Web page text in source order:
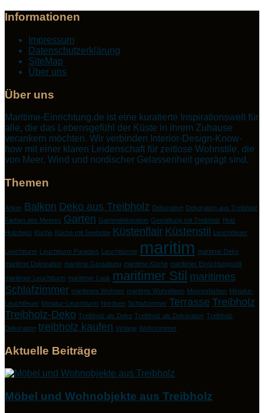
Informationen
Impressum
Datenschutzerklärung
SiteMap
Über uns
Über uns
Maritime-Einrichtung.de ist eine kuratierte Inspirationswelt für
alle, die das Lebensgefühl der Küste in ihrem Zuhause
verankern möchten. Wir verbinden Interior-Design-Know-
how mit einer klaren Leidenschaft für zeitlose Wohnstile, die
von Meer, Wind und nordischer Gelassenheit geprägt sind.
Themen
Anker Balkon Deko aus Treibholz Dekoration Dekoration aus Treibholz
Farben des Meeres Garten Gartendekoration Gestaltung mit Treibholz Holz
Holzdeko Küche Küche mit Seebrise Küstenflair Küstenstil Leuchtfeuer
Leuchtturm Leuchtturm Paradies Leuchttürme maritim maritime Deko
maritime Dekoration maritime Gestaltung maritime Küche maritimer Einrichtungsstil
maritimer Leuchtturm maritimer Look maritimer Stil maritimes
Schlafzimmer maritimes Wohnen maritime Wohnideen Meeresfarben Miniatur-
Leuchtfeuer Miniatur-Leuchtturm Nordsee Schlafzimmer Terrasse Treibholz
Treibholz-Deko Treibholz als Deko Treibholz als Dekoration Treibholz
Dekoration treibholz kaufen Vintage Wohnzimmer
Aktuelle Beiträge
Möbel und Wohnobjekte aus Treibholz